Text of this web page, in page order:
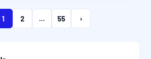
1 2 ... 55 ›